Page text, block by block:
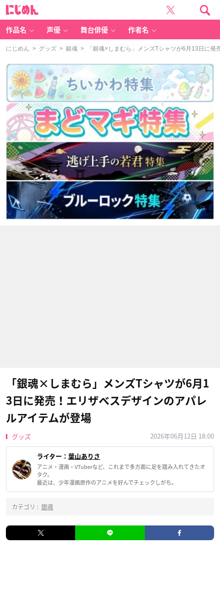
作品名 声優 舞台俳優 作者名
にじめん > グッズ > 銀魂 > 「銀魂×しまむら」メンズTシャツが6月13日に発
「銀魂×しまむら」メンズTシャツが6月1
3日に発売！エリザベスデザインのアパレ
ルアイテムが登場
グッズ 2026年06月12日 18:00
ライター： 葉山ありさ
アニメ・漫画・VTuberなど、これまで多方面に足を踏み入れてきたオ
タク。
最近は、少年漫画原作のアニメを好んでチェックしがち。
カテゴリ : 銀魂